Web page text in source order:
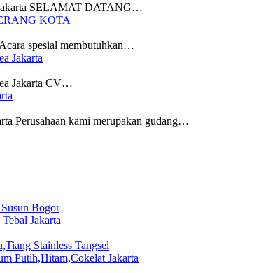
SELAMAT DATANG…
KOTA
spesial membutuhkan…
Jakarta
Jakarta CV…
Perusahaan kami merupakan gudang…
Bogor
Jakarta
Stainless Tangsel
Putih,Hitam,Cokelat Jakarta